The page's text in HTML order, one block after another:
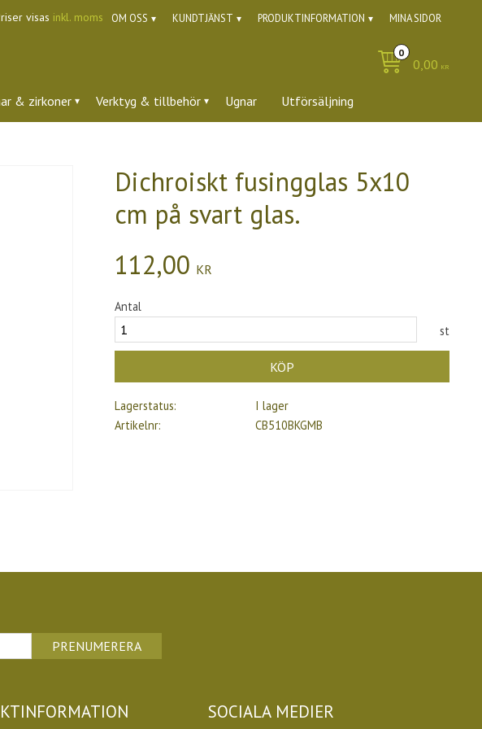
OM OSS KUNDTJÄNST PRODUKTINFORMATION MINA SIDOR
visas inkl. moms
0,00 KR
& zirkoner Verktyg & tillbehör Ugnar Utförsäljning
Dichroiskt fusingglas 5x10
cm på svart glas.
112,00 KR
Antal
st
KÖP
Lagerstatus
I lager
Artikelnr
CB510BKGMB
PRENUMERERA
SOCIALA MEDIER